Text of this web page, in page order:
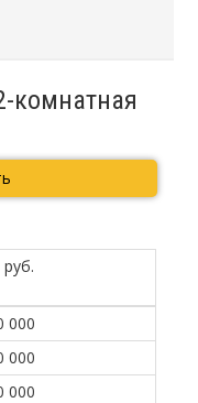
комнатная
000
000
000